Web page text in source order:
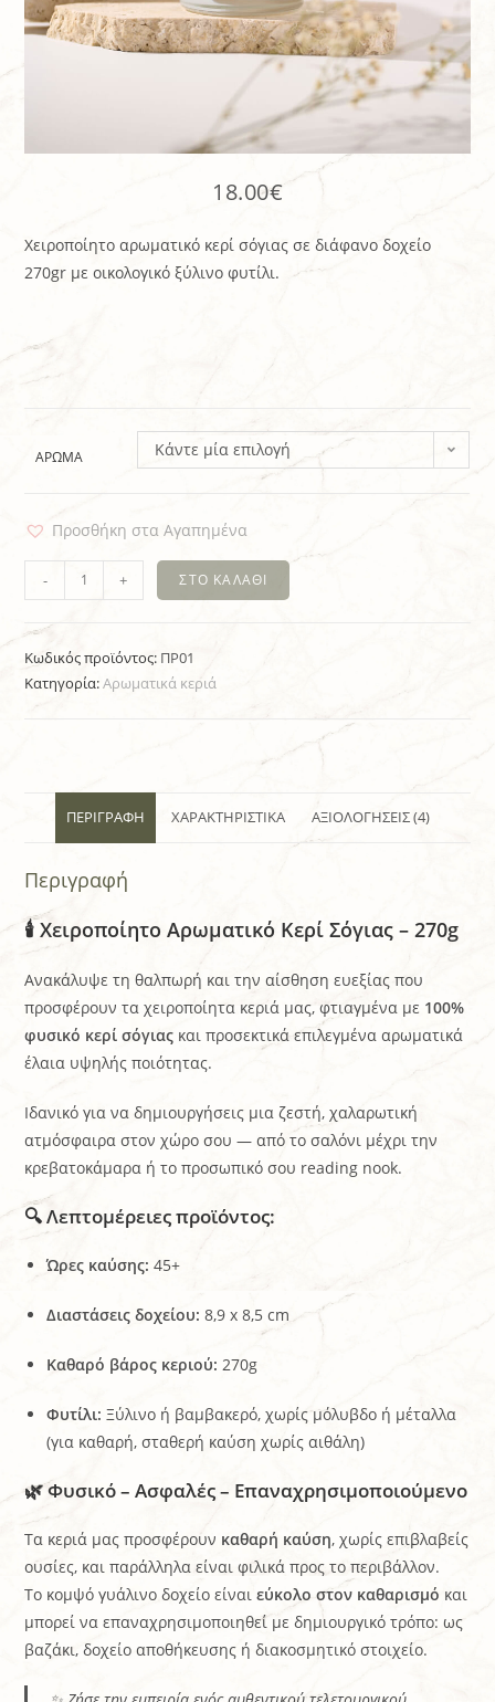
18.00€
Χειροποίητο αρωματικό κερί σόγιας σε διάφανο δοχείο
270gr με οικολογικό ξύλινο φυτίλι.
ΆΡΩΜΑ Κάντε μία επιλογή
Προσθήκη στα Αγαπημένα
- + ΣΤΟ ΚΑΛΆΘΙ
Κωδικός προϊόντος: ΠΡ01
Κατηγορία:Aρωματικά κεριά
ΠΕΡΙΓΡΑΦΉ ΧΑΡΑΚΤΗΡΙΣΤΙΚΆ ΑΞΙΟΛΟΓΉΣΕΙΣ (4)
Περιγραφή
🕯️ Χειροποίητο Αρωματικό Κερί Σόγιας – 270g
Ανακάλυψε τη θαλπωρή και την αίσθηση ευεξίας που
προσφέρουν τα χειροποίητα κεριά μας, φτιαγμένα με 100%
φυσικό κερί σόγιας και προσεκτικά επιλεγμένα αρωματικά
έλαια υψηλής ποιότητας.
Ιδανικό για να δημιουργήσεις μια ζεστή, χαλαρωτική
ατμόσφαιρα στον χώρο σου — από το σαλόνι μέχρι την
κρεβατοκάμαρα ή το προσωπικό σου reading nook.
🔍 Λεπτομέρειες προϊόντος:
Ώρες καύσης: 45+
Διαστάσεις δοχείου: 8,9 x 8,5 cm
Καθαρό βάρος κεριού: 270g
Φυτίλι: Ξύλινο ή βαμβακερό, χωρίς μόλυβδο ή μέταλλα
(για καθαρή, σταθερή καύση χωρίς αιθάλη)
🌿 Φυσικό – Ασφαλές – Επαναχρησιμοποιούμενο
Τα κεριά μας προσφέρουν καθαρή καύση, χωρίς επιβλαβείς
ουσίες, και παράλληλα είναι φιλικά προς το περιβάλλον.
Το κομψό γυάλινο δοχείο είναιεύκολο στον καθαρισμό και
μπορεί να επαναχρησιμοποιηθεί με δημιουργικό τρόπο: ως
βαζάκι, δοχείο αποθήκευσης ή διακοσμητικό στοιχείο.